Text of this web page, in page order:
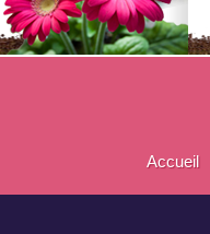
Accueil